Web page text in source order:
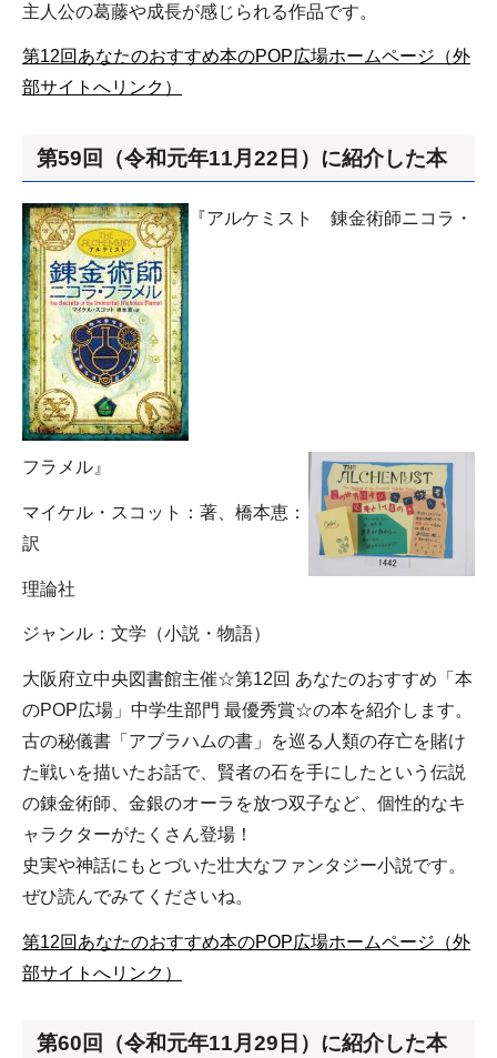
主人公の葛藤や成長が感じられる作品です。
第12回あなたのおすすめ本のPOP広場ホームページ（外
部サイトへリンク）
第59回（令和元年11月22日）に紹介した本
『アルケミスト 錬金術師ニコラ・
フラメル』
マイケル・スコット：著、橋本恵：
訳
理論社
ジャンル：文学（小説・物語）
大阪府立中央図書館主催☆第12回 あなたのおすすめ「本
のPOP広場」中学生部門 最優秀賞☆の本を紹介します。
古の秘儀書「アブラハムの書」を巡る人類の存亡を賭け
た戦いを描いたお話で、賢者の石を手にしたという伝説
の錬金術師、金銀のオーラを放つ双子など、個性的なキ
ャラクターがたくさん登場！
史実や神話にもとづいた壮大なファンタジー小説です。
ぜひ読んでみてくださいね。
第12回あなたのおすすめ本のPOP広場ホームページ（外
部サイトへリンク）
第60回（令和元年11月29日）に紹介した本